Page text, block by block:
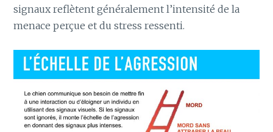
signaux reflètent généralement l’intensité de la
menace perçue et du stress ressenti.